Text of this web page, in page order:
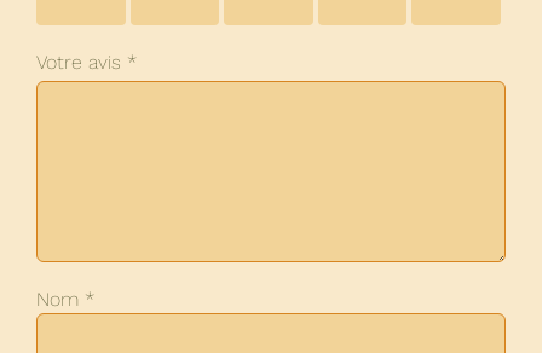
Votre avis *
Nom *